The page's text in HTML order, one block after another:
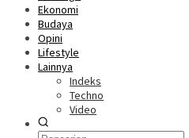
Ekonomi
Budaya
Opini
Lifestyle
Lainnya
Indeks
Techno
Video